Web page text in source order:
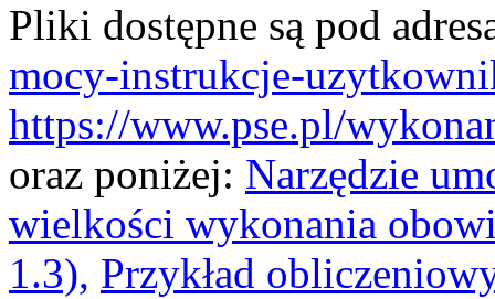
Pliki dostępne są pod
mocy-instrukcje-
https://www.pse.pl/
oraz poniżej: Narzędzie
wielkości wykonania
1.3), Przykład